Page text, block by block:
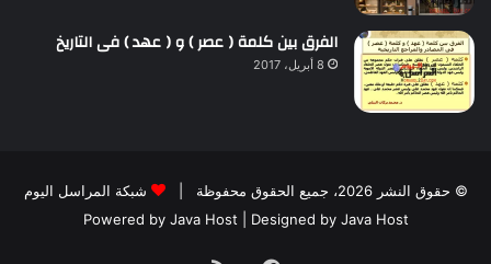
الفرق بين كلمة ( عصر ) و ( عهد ) فى التاريخ
8 أبريل، 2017
© حقوق النشر 2026، جميع الحقوق محفوظة |
شبكة المراسل اليوم
Powered by Java Host | Designed by Java Host